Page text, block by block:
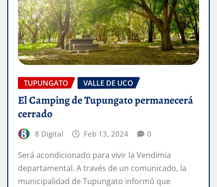
TUPUNGATO VALLE DE UCO
El Camping de Tupungato permanecerá
cerrado
8 Digital Feb 13, 2024 0
Será acondicionado para vivir la Vendimia
departamental. A través de un comunicado, la
municipalidad de Tupungato informó que